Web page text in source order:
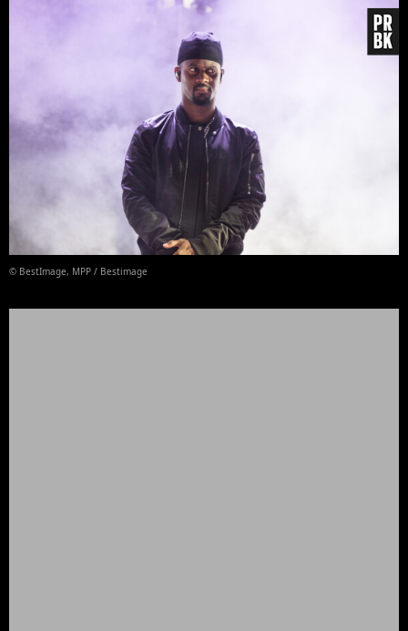
© BestImage, MPP / Bestimage